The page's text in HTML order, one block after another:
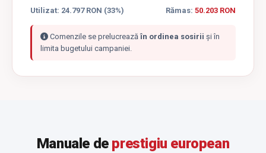
Utilizat: 24.797 RON (33%) Rămas: 50.203 RON
Comenzile se prelucreazăîn ordinea sosirii și în
limita bugetului campaniei.
Manuale de prestigiu european